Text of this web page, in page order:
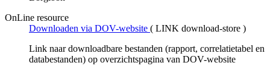
OnLine resource
Downloaden via DOV-website ( LINK download-store )
Link naar downloadbare bestanden (rapport, correlatietabel en
databestanden) op overzichtspagina van DOV-website